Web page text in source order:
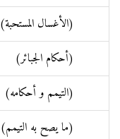
(الأغسال المستحبة)
(أحكام الجبائر)
(التيمم و أحكامه)
(ما يصح به التيمم)